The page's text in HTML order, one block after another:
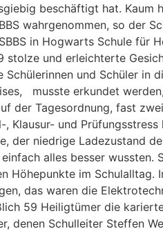
beschäftigt hat. Kaum
wahrgenommen, so der
in Hogwarts Schule für
und erleichterte
und Schüler in
musste erkundet
der Tagesordnung, fast
Klausur- und
der niedrige Ladezustand
alles besser wussten.
Höhepunkte im Schulalltag.
das waren die
59 Heiligtümer die
denen Schulleiter Steffen